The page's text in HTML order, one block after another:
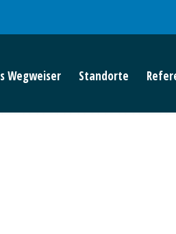
Wegweiser Standorte